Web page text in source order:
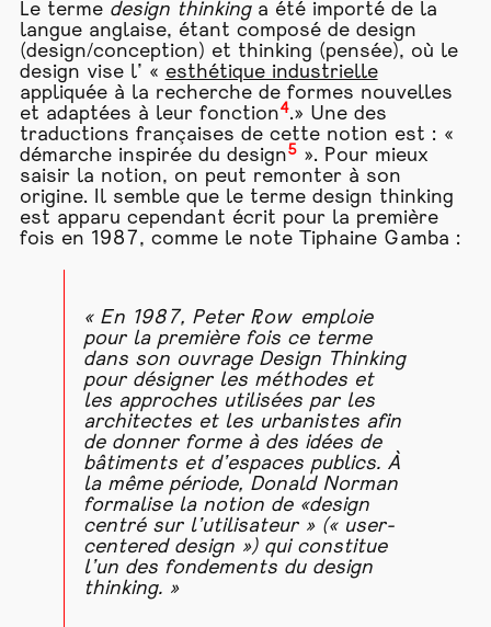
Le terme design thinkinga été importé de la
langue anglaise, étant composé de design
(design/conception) et thinking (pensée), où le
design vise l’ « esthétique industrielle
appliquée à la recherche de formes nouvelles
et adaptées à leur fonction4.» Une des
traductions françaises de cette notion est : «
démarche inspirée du design5». Pour mieux
saisir la notion, on peut remonter à son
origine. Il semble que le terme design thinking
est apparu cependant écrit pour la première
fois en 1987, comme le note Tiphaine Gamba :
« En 1987, Peter Row emploie
pour la première fois ce terme
dans son ouvrage Design Thinking
pour désigner les méthodes et
les approches utilisées par les
architectes et les urbanistes afin
de donner forme à des idées de
bâtiments et d’espaces publics. À
la même période, Donald Norman
formalise la notion de «design
centré sur l’utilisateur » (« user-
centered design ») qui constitue
l’un des fondements du design
thinking. »